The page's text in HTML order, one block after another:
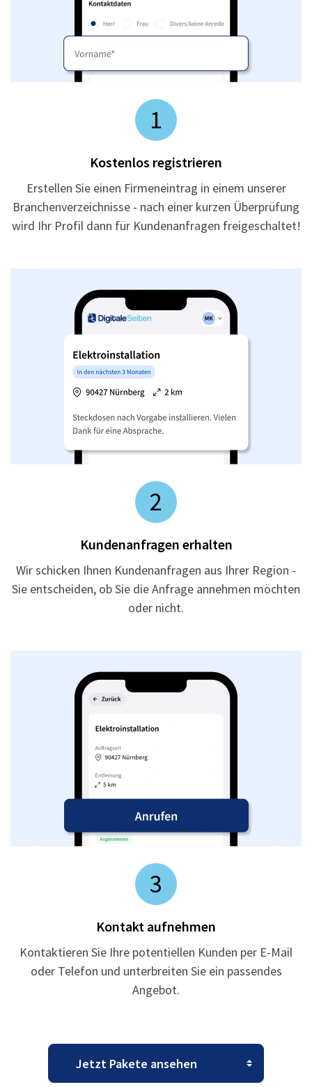
1
Kostenlos registrieren
Erstellen Sie einen Firmeneintrag in einem unserer
Branchenverzeichnisse - nach einer kurzen Überprüfung
wird Ihr Profil dann für Kundenanfragen freigeschaltet!
2
Kundenanfragen erhalten
Wir schicken Ihnen Kundenanfragen aus Ihrer Region -
Sie entscheiden, ob Sie die Anfrage annehmen möchten
oder nicht.
3
Kontakt aufnehmen
Kontaktieren Sie Ihre potentiellen Kunden per E-Mail
oder Telefon und unterbreiten Sie ein passendes
Angebot.